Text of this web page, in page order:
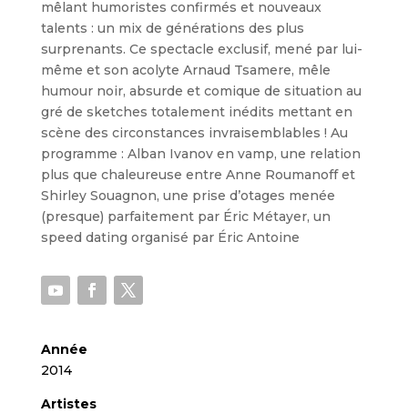
mêlant humoristes confirmés et nouveaux
talents : un mix de générations des plus
surprenants. Ce spectacle exclusif, mené par lui-
même et son acolyte Arnaud Tsamere, mêle
humour noir, absurde et comique de situation au
gré de sketches totalement inédits mettant en
scène des circonstances invraisemblables ! Au
programme : Alban Ivanov en vamp, une relation
plus que chaleureuse entre Anne Roumanoff et
Shirley Souagnon, une prise d’otages menée
(presque) parfaitement par Éric Métayer, un
speed dating organisé par Éric Antoine
Année
2014
Artistes